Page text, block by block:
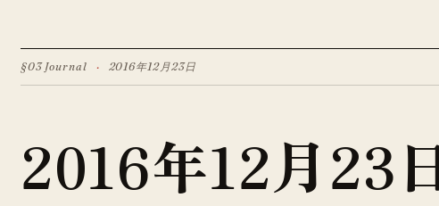
§03 Journal · 2016年12月23日
2016年12月23